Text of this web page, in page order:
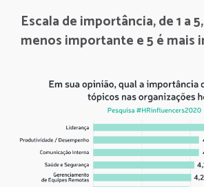
Escala de importância, de 1 a
menos importante e 5 é mais